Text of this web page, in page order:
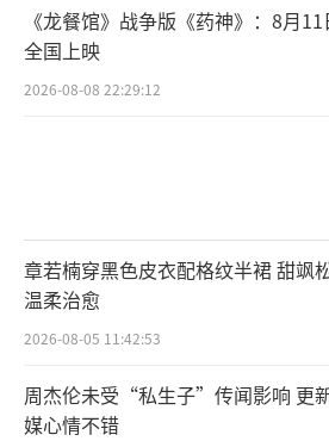
在纽约时装周上，胡兵
野和时尚敏锐度，成为了连
梁。在纽约时代广场，他
和启示。他用自己的行动
界，只要有心，就能将不同
一起。
《龙餐馆》战争版《药神》：8月11
全国上映
2026-08-08 22:29:12
章若楠穿黑色皮衣配格纹半裙 甜飒
温柔治愈
2026-08-05 11:42:53
周杰伦未受“私生子”传闻影响 更
媒心情不错